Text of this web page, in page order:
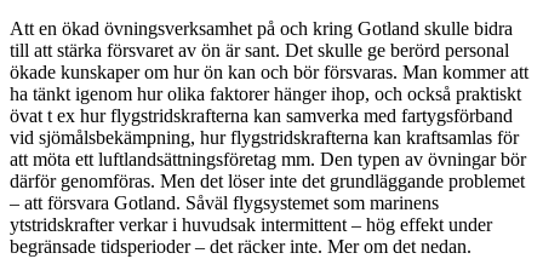
Att en ökad övningsverksamhet på och kring Gotland skulle bidra
till att stärka försvaret av ön är sant. Det skulle ge berörd personal
ökade kunskaper om hur ön kan och bör försvaras. Man kommer att
ha tänkt igenom hur olika faktorer hänger ihop, och också praktiskt
övat t ex hur flygstridskrafterna kan samverka med fartygsförband
vid sjömålsbekämpning, hur flygstridskrafterna kan kraftsamlas för
att möta ett luftlandsättningsföretag mm. Den typen av övningar bör
därför genomföras. Men det löser inte det grundläggande problemet
– att försvara Gotland. Såväl flygsystemet som marinens
ytstridskrafter verkar i huvudsak intermittent – hög effekt under
begränsade tidsperioder – det räcker inte. Mer om det nedan.